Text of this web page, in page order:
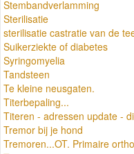
Stembandverlamming
Sterilisatie
sterilisatie castratie van de
Suikerziekte of diabetes
Syringomyelia
Tandsteen
Te kleine neusgaten.
Titerbepaling...
Titeren - adressen update -
Tremor bij je hond
Tremoren...OT. Primaire